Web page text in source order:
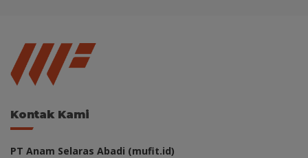
Kontak Kami
PT Anam Selaras Abadi (mufit.id)